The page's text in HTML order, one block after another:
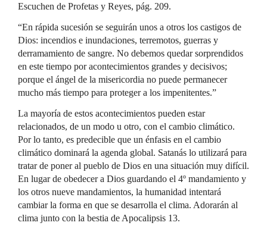
Escuchen de Profetas y Reyes, pág. 209.
“En rápida sucesión se seguirán unos a otros los castigos de
Dios: incendios e inundaciones, terremotos, guerras y
derramamiento de sangre. No debemos quedar sorprendidos
en este tiempo por acontecimientos grandes y decisivos;
porque el ángel de la misericordia no puede permanecer
mucho más tiempo para proteger a los impenitentes.”
La mayoría de estos acontecimientos pueden estar
relacionados, de un modo u otro, con el cambio climático.
Por lo tanto, es predecible que un énfasis en el cambio
climático dominará la agenda global. Satanás lo utilizará para
tratar de poner al pueblo de Dios en una situación muy difícil.
En lugar de obedecer a Dios guardando el 4º mandamiento y
los otros nueve mandamientos, la humanidad intentará
cambiar la forma en que se desarrolla el clima. Adorarán al
clima junto con la bestia de Apocalipsis 13.